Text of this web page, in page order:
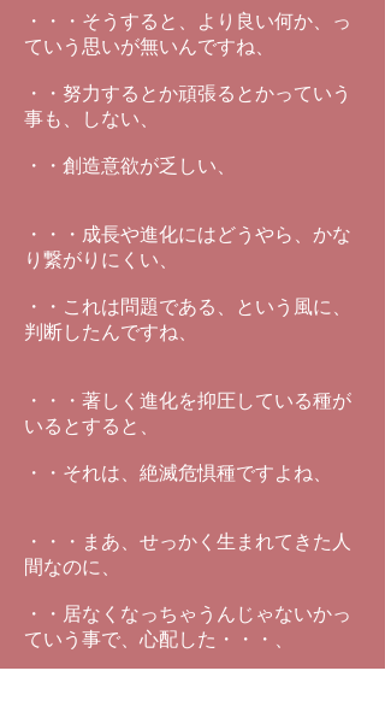
・・・そうすると、より良い何か、っ
ていう思いが無いんですね、
・・努力するとか頑張るとかっていう
事も、しない、
・・創造意欲が乏しい、
・・・成長や進化にはどうやら、かな
り繋がりにくい、
・・これは問題である、という風に、
判断したんですね、
・・・著しく進化を抑圧している種が
いるとすると、
・・それは、絶滅危惧種ですよね、
・・・まあ、せっかく生まれてきた人
間なのに、
・・居なくなっちゃうんじゃないかっ
ていう事で、心配した・・・、